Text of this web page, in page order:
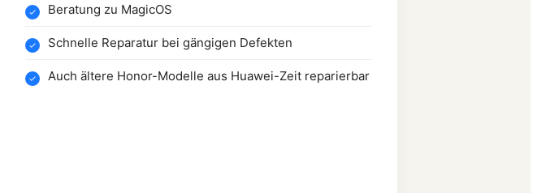
Beratung zu MagicOS
Schnelle Reparatur bei gängigen Defekten
Auch ältere Honor-Modelle aus Huawei-Zeit reparierbar